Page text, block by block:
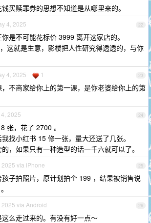
买赎罪券的思想不知道是从哪里来的。
22
4, 2025
是不可能花标价 3999 离开这家店的。
这就是生意，影楼把人性研究得透透的，与你
23
4, 2025 1
不商家给你上的第一课，是你老婆给你上的第
24
2025
张，花了 2700 。
找小红书 15 修一张，量大还送了几张。
，如果只有一种造型的话一千六就可以了。
25
2025 via iPhone
子拍照片，原计划拍个 199 ，结果被销售说
26
2025 via Android
么走过来的。有没有好一点～